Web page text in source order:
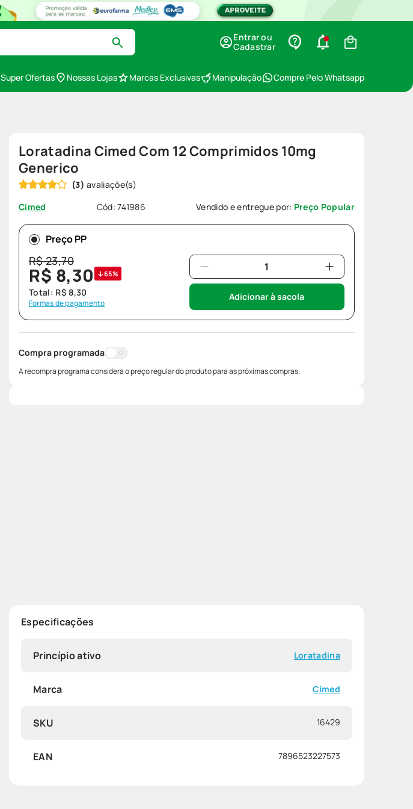
Entrar ou
Cadastrar
Super Ofertas Nossas Lojas Marcas Exclusivas Manipulação Compre Pelo Whatsapp
Loratadina Cimed Com 12 Comprimidos 10mg
Generico
(3)
Cimed
Cód:741986 Vendido e entregue por: Preço Popular
Preço PP
R$23,70
R$ 8,30 65%
Total: R$ 8,30
Formas de pagamento
Adicionar à sacola
Compra programada
A recompra programa considera o preço regular do produto para as próximas compras.
Especificações
Princípio ativo Loratadina
Marca Cimed
SKU 16429
EAN 7896523227573